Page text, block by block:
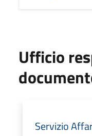
Ufficio
Servizio